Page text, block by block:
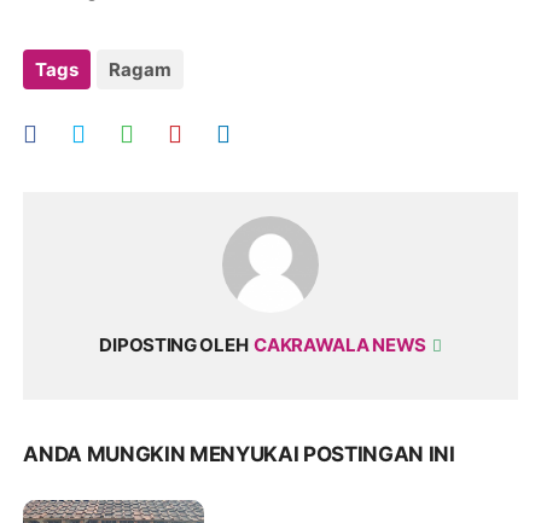
Tags Ragam
DIPOSTING OLEH CAKRAWALA NEWS
ANDA MUNGKIN MENYUKAI POSTINGAN INI